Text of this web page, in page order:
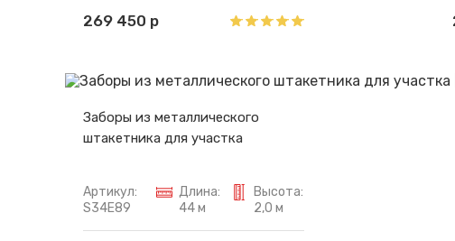
269 450 р
Заборы из металлического
штакетника для участка
Артикул:
S34E89
Длина:
44 м
Высота:
2,0 м